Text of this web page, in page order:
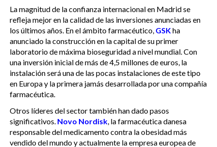
La magnitud de la confianza internacional en Madrid se
refleja mejor en la calidad de las inversiones anunciadas en
los últimos años. En el ámbito farmacéutico, GSKha
anunciado la construcción en la capital de su primer
laboratorio de máxima bioseguridad a nivel mundial. Con
una inversión inicial de más de 4,5 millones de euros, la
instalación será una de las pocas instalaciones de este tipo
en Europa y la primera jamás desarrollada por una compañía
farmacéutica.
Otros líderes del sector también han dado pasos
significativos. Novo Nordisk, la farmacéutica danesa
responsable del medicamento contra la obesidad más
vendido del mundo y actualmente la empresa europea de